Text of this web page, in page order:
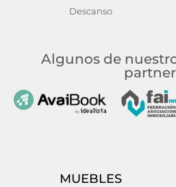
Descanso
Algunos de
MUEBLES